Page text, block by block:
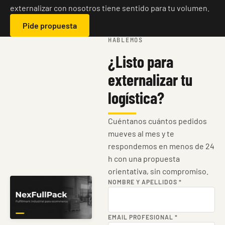
externalizar con nosotros tiene sentido para tu volumen.
Pide propuesta
HABLEMOS
¿Listo para
externalizar tu
logística?
Cuéntanos cuántos pedidos
mueves al mes y te
respondemos en menos de 24
h con una propuesta
orientativa, sin compromiso.
NOMBRE Y APELLIDOS *
EMAIL PROFESIONAL *